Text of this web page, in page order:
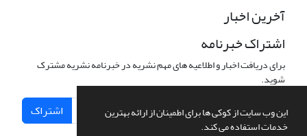
این وب سایت از کوکی ها برای اطمینان از ارائه بهترین
خدمات استفاده می کند.
آخرین اخبار
اشتراک خبرنامه
برای دریافت اخبار و اطلاعیه های مهم نشریه در خبرنامه نشریه مشترک
شوید.
اشتراک